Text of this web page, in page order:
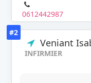
0612442987
#2
Veniant
INFIRMIER